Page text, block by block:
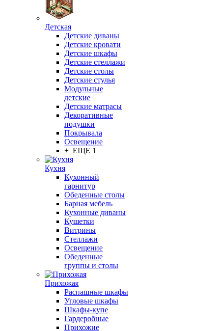
Детская
Детские диваны
Детские кровати
Детские шкафы
Детские стеллажи
Детские столы
Детские стулья
Модульные
детские
Детские матрасы
Декоративные
подушки
Покрывала
Освещение
+ ЕЩЕ 1
Кухня
Кухонный
гарнитур
Обеденные столы
Барная мебель
Кухонные диваны
Кушетки
Витрины
Стеллажи
Освещение
Обеденные
группы и столы
Прихожая
Распашные шкафы
Угловые шкафы
Шкафы-купе
Гардеробные
Прихожие